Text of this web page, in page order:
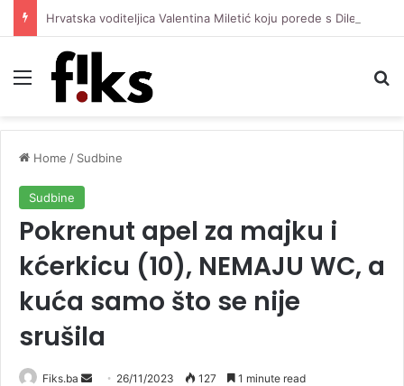
Menu
Home / Sudbine
Sudbine
Pokrenut apel za majku i
kćerkicu (10), NEMAJU WC, a
kuća samo što se nije
srušila
Fiks.ba
Send 26/11/2023 127 1 minute read